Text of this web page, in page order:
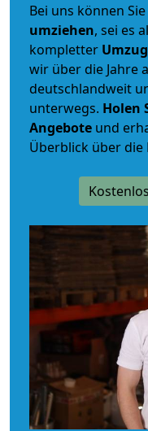
Bei uns können Sie
umziehen, sei es
kompletter Umzug
wir über die Jahre
deutschlandweit
unterwegs. Holen
Angebote und
Überblick über